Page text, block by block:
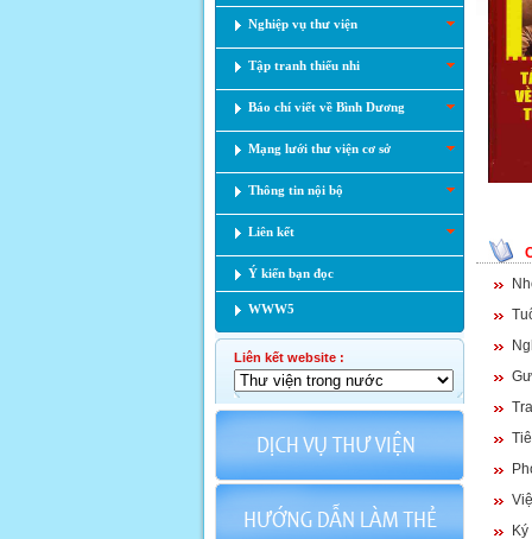
Nghiệp vụ thư viện
Tập tranh thiếu nhi
Báo chí viết về Bình Dương
Mạng lưới thư viện cơ sở
Thông tin nội bộ
Liên kết
Ý kiến bạn đọc
WWW5
Liên kết website :